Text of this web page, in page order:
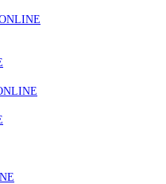
podem ficar sem médico de
registo, alerta associação
doentes com enfarte
de Lp(a), revela estudo